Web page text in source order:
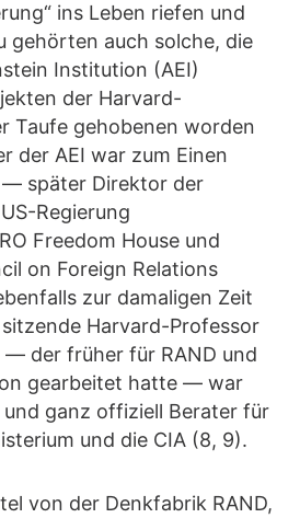
ins Leben riefen und
gehörten auch solche, die
Institution (AEI)
der Harvard-
Taufe gehobenen worden
der AEI war zum Einen
— später Direktor der
Regierung
Freedom House und
on Foreign Relations
zur damaligen Zeit
Harvard-Professor
— der früher für RAND und
gearbeitet hatte — war
ganz offiziell Berater für
und die CIA (8, 9).
von der Denkfabrik RAND,